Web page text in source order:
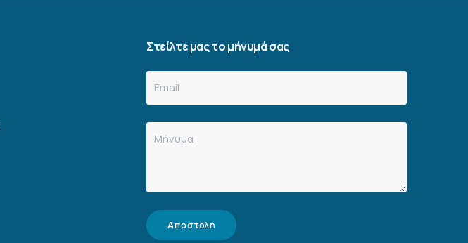
Στείλτε μας το μήνυμά σας